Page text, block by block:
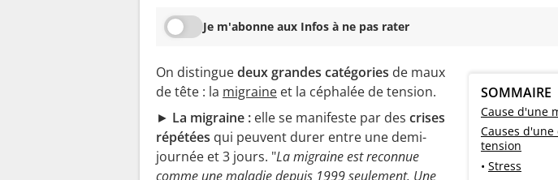
Je m'abonne aux Infos à ne pas rater
SOMMAIRE
Cause d'une
Causes
tension
• Stress
On distinguedeux grandes catégories de maux
de tête : la migraine et la céphalée de tension.
► La migraine : elle se manifeste par des crises
répétées qui peuvent durer entre une demi-
journée et 3 jours. "La migraine est reconnue
comme une maladie depuis 1999 seulement. Une